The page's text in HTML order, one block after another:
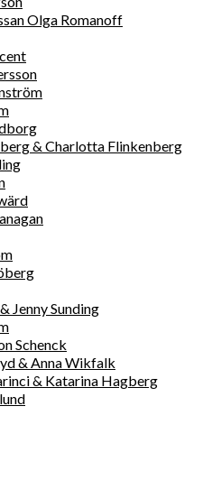
Olga Romanoff
& Charlotta Flinkenberg
Jenny Sunding
Schenck
& Anna Wikfalk
& Katarina Hagberg